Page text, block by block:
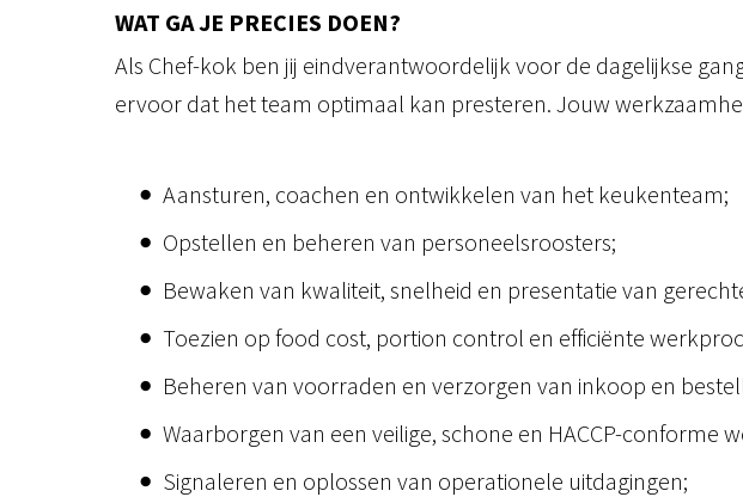
WAT GA JE PRECIES DOEN?
Als Chef-kok ben jij eindverantwoordelijk voor de dagelijkse
ervoor dat het team optimaal kan presteren. Jouw
Aansturen, coachen en ontwikkelen van het keukenteam;
Opstellen en beheren van personeelsroosters;
Bewaken van kwaliteit, snelheid en presentatie van
Toezien op food cost, portion control en efficiënte
Beheren van voorraden en verzorgen van inkoop en
Waarborgen van een veilige, schone en HACCP-conforme
Signaleren en oplossen van operationele uitdagingen;